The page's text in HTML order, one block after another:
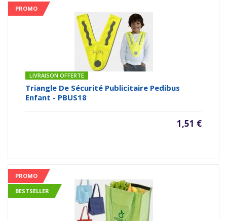
PROMO
LIVRAISON OFFERTE
Triangle De Sécurité Publicitaire Pedibus
Enfant - PBUS18
1,51 €
PROMO
BESTSELLER